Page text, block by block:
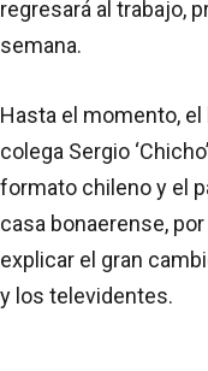
regresará al trabajo,
semana.
Hasta el momento,
colega Sergio
formato chileno y el
casa bonaerense,
explicar el gran
y los televidentes.